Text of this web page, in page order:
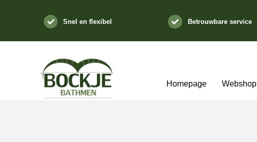
Snel en flexibel Betrouwbare service
Homepage Webshop